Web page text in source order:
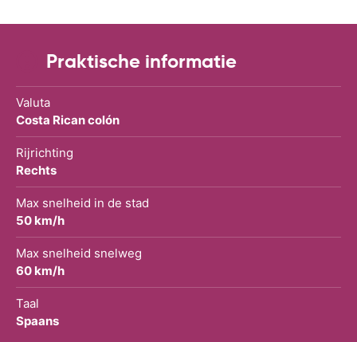
Praktische informatie
Valuta
Costa Rican colón
Rijrichting
Rechts
Max snelheid in de stad
50 km/h
Max snelheid snelweg
60 km/h
Taal
Spaans